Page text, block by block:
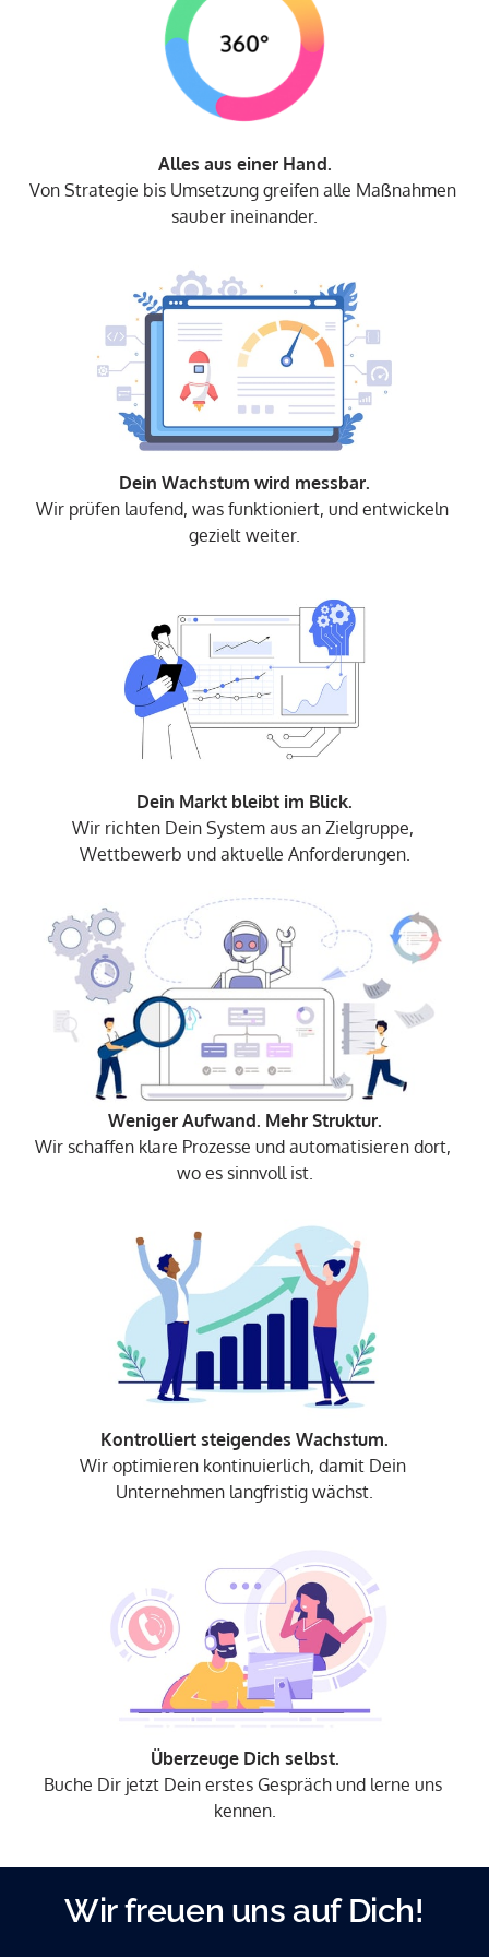
Von Strategie bis Umsetzung greifen alle Maßnahmen
sauber ineinander.
Wir prüfen laufend, was funktioniert, und entwickeln
gezielt weiter.
Wir richten Dein System aus an Zielgruppe,
Wettbewerb und aktuelle Anforderungen.
Wir schaffen klare Prozesse und automatisieren dort,
wo es sinnvoll ist.
Wir optimieren kontinuierlich, damit Dein
Unternehmen langfristig wächst.
Überzeuge Dich selbst.
Buche Dir jetzt Dein erstes Gespräch und lerne uns
kennen.
Wir freuen uns auf Dich!